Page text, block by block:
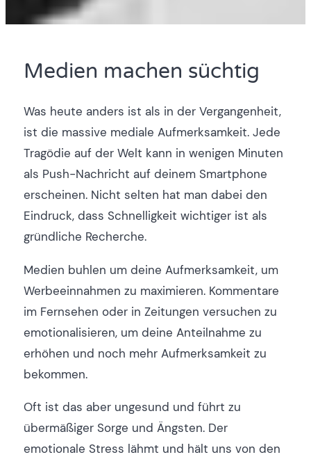
Medien machen süchtig
Was heute anders ist als in der Vergangenheit,
ist die massive mediale Aufmerksamkeit. Jede
Tragödie auf der Welt kann in wenigen Minuten
als Push-Nachricht auf deinem Smartphone
erscheinen. Nicht selten hat man dabei den
Eindruck, dass Schnelligkeit wichtiger ist als
gründliche Recherche.
Medien buhlen um deine Aufmerksamkeit, um
Werbeeinnahmen zu maximieren. Kommentare
im Fernsehen oder in Zeitungen versuchen zu
emotionalisieren, um deine Anteilnahme zu
erhöhen und noch mehr Aufmerksamkeit zu
bekommen.
Oft ist das aber ungesund und führt zu
übermäßiger Sorge und Ängsten. Der
emotionale Stress lähmt und hält uns von den